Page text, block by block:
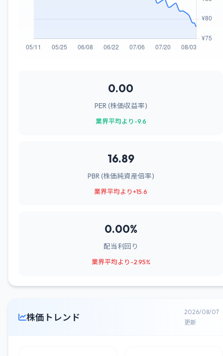
0.00
PER (株価収益率)
業界平均より-9.6
16.89
PBR (株価純資産倍率)
業界平均より+15.6
0.00%
配当利回り
業界平均より-2.95%
株価トレンド
2026/08/07
更新